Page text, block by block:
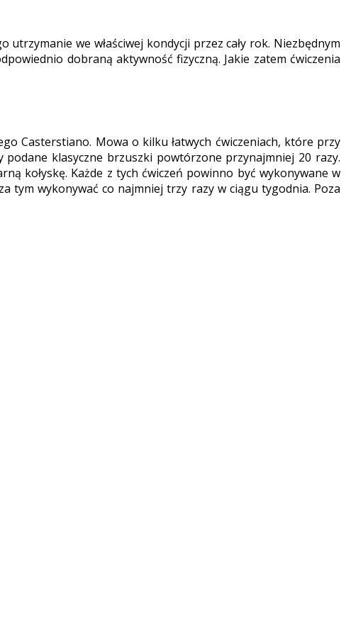
we właściwej kondycji przez cały rok. Niezbędnym
dobraną aktywność fizyczną. Jakie zatem ćwiczenia
Casterstiano. Mowa o kilku łatwych ćwiczeniach, które przy
klasyczne brzuszki powtórzone przynajmniej 20 razy.
kołyskę. Każde z tych ćwiczeń powinno być wykonywane w
tym wykonywać co najmniej trzy razy w ciągu tygodnia. Poza